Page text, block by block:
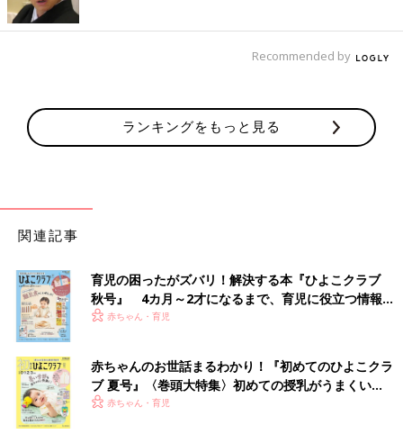
うになりました。
Recommended by
ランキングをもっと見る
関連記事
育児の困ったがズバリ！解決する本『ひよこクラブ
秋号』 4カ月～2才になるまで、育児に役立つ情報が
いっぱい！
赤ちゃん・育児
赤ちゃんのお世話まるわかり！『初めてのひよこクラ
ブ 夏号』〈巻頭大特集〉初めての授乳がうまくい
く！ おっぱい・ミルクの基本と夏のトラブル 解決テ
赤ちゃん・育児